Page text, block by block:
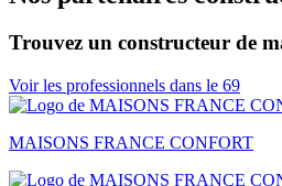
Trouvez un constructeur de
Voir les professionnels dans le 69
MAISONS FRANCE CONFORT